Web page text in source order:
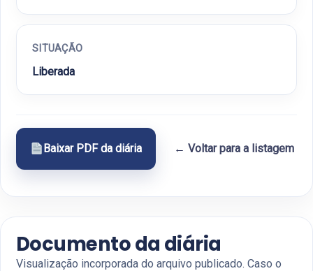
SITUAÇÃO
Liberada
Baixar PDF da diária ← Voltar para a listagem
Documento da diária
Visualização incorporada do arquivo publicado. Caso o